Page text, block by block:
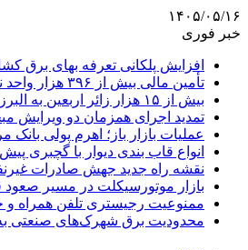
۱۴۰۵/۰۵/۱۶
خبر فوری
افزایش پلکانی تعرفه بهای برق
تأمین مالی بیش از ۳۹۶ هزار واحد نهضت ملی توسط بانک مسکن
بیش از ۱۵ هزار زائر اربعین به البرز بازگشتند
تمدید اجرای همزمان دو ویرایش مبحث ۱۹ مقررات ملی ساختمان تا
عملیات بازار باز؛ اهرم پولی
انواع قاب بندی دیوار با گچبری
نقشه راه جدید جهش صادرات
بازار موتورسیکلت در مسیر
ممنوعیت رجیستری تلفن همراه و
محدودیت برق شهرک‌های صنعتی